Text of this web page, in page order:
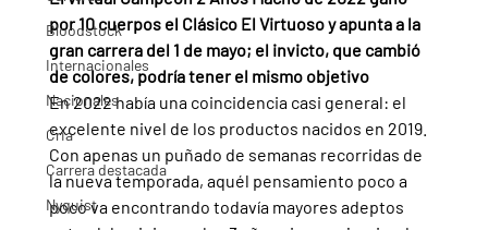
Bloodstock
Internacionales
Nacionales
Cria
Carrera destacada
Nyquist
por 10 cuerpos el Clásico El Virtuoso y apunta a la
gran carrera del 1 de mayo; el invicto, que cambió
de colores, podría tener el mismo objetivo
En 2022 había una coincidencia casi general: el
excelente nivel de los productos nacidos en 2019.
Con apenas un puñado de semanas recorridas de
la nueva temporada, aquél pensamiento poco a
poco va encontrando todavía mayores adeptos